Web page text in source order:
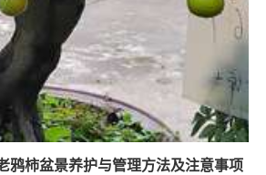
鸦柿盆景养护与管理方法及注意事项